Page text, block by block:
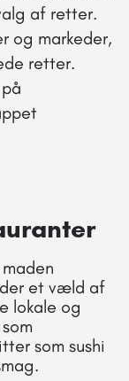
af retter.
og markeder,
retter.
der et væld af
lokale og
som sushi